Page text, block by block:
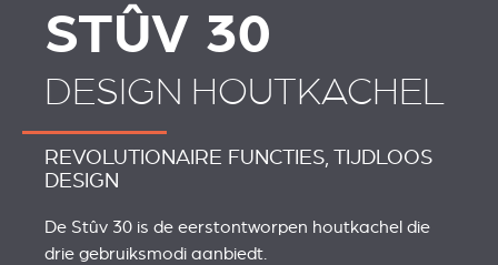
STÛV 30
DESIGN HOUTKACHEL
REVOLUTIONAIRE FUNCTIES, TIJDLOOS
DESIGN
De Stûv 30 is de eerstontworpen houtkachel die
drie gebruiksmodi aanbiedt.